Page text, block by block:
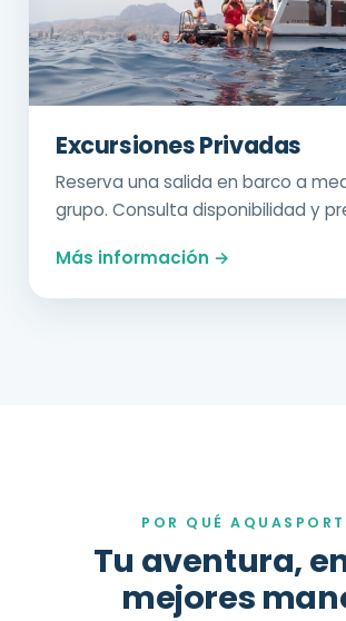
Excursiones Privadas
Reserva una salida en barco a
grupo. Consulta disponibilidad y
Más información →
POR QUÉ
Tu aventura,
mejores